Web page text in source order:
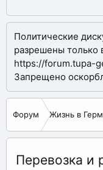
Политические
разрешены только
https://forum.tupa-
Запрещено
Форум Жизнь в
Перевозка и